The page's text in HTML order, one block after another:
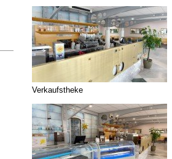
Verkaufstheke